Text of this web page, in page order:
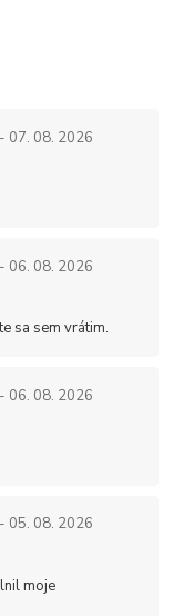
- 07. 08. 2026
- 06. 08. 2026
sa sem vrátim.
- 06. 08. 2026
- 05. 08. 2026
moje